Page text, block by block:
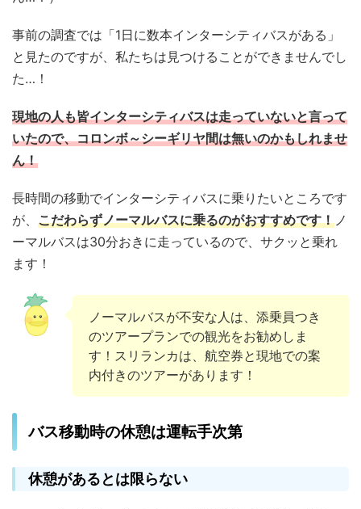
事前の調査では「1日に数本インターシティバスがある」
と見たのですが、私たちは見つけることができませんでし
た…！
現地の人も皆インターシティバスは走っていないと言って
いたので、コロンボ～シーギリヤ間は無いのかもしれませ
ん！
長時間の移動でインターシティバスに乗りたいところです
が、 こだわらずノーマルバスに乗るのがおすすめです！ノ
ーマルバスは30分おきに走っているので、サクッと乗れ
ます！
ノーマルバスが不安な人は、添乗員つき
のツアープランでの観光をお勧めしま
す！スリランカは、航空券と現地での案
内付きのツアーがあります！
バス移動時の休憩は運転手次第
休憩があるとは限らない